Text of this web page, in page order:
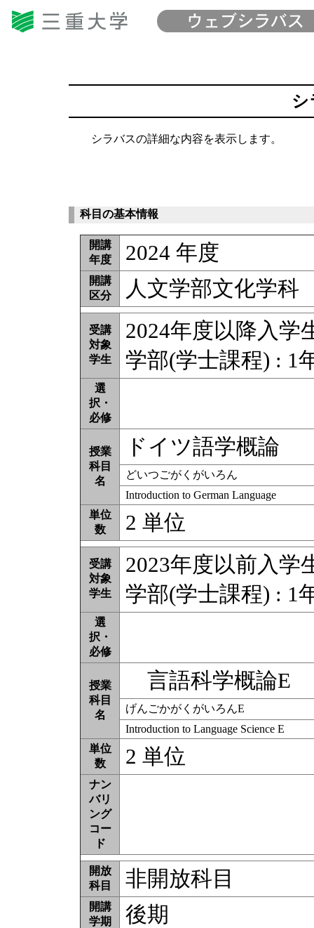
シ
シラバスの詳細な内容を表示します。
科目の基本情報
開講
年度
2024 年度
開講
区分
人文学部文化学科
受講
対象
学生
2024年度以降入学
学部(学士課程) : 1
選
択・
必修
授業
科目
名
ドイツ語学概論
どいつごがくがいろん
Introduction to German Language
単位
数
2 単位
受講
対象
学生
2023年度以前入学
学部(学士課程) : 1
選
択・
必修
授業
科目
名
言語科学概論E
げんごかがくがいろんE
Introduction to Language Science E
単位
数
2 単位
ナン
バリ
ング
コー
ド
開放
科目
非開放科目
開講
学期
後期